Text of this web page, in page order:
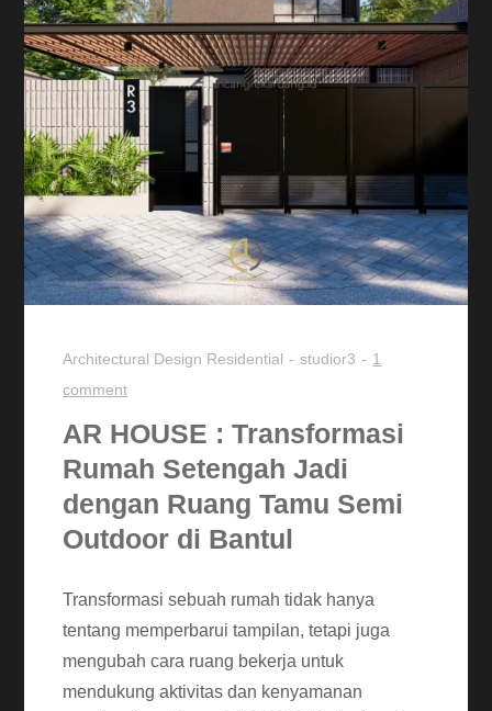
Architectural Design Residential studior3
1
comment
AR HOUSE : Transformasi
Rumah Setengah Jadi
dengan Ruang Tamu Semi
Outdoor di Bantul
Transformasi sebuah rumah tidak hanya
tentang memperbarui tampilan, tetapi juga
mengubah cara ruang bekerja untuk
mendukung aktivitas dan kenyamanan